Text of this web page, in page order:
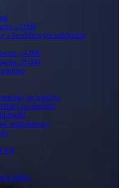
≥2.000
s bezdrôtovým nabíjaním
≥4.000
≥8 000
na telefóny
na telefóny
reproduktory
káble